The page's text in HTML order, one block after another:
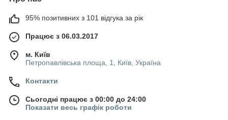
95% позитивних з 101 відгука за рік
Працює з 06.03.2017
м. Київ
Петропавлівська площа, 1, Київ, Україна
Контакти
Сьогодні працює з 00:00 до 24:00
Показати весь графік роботи